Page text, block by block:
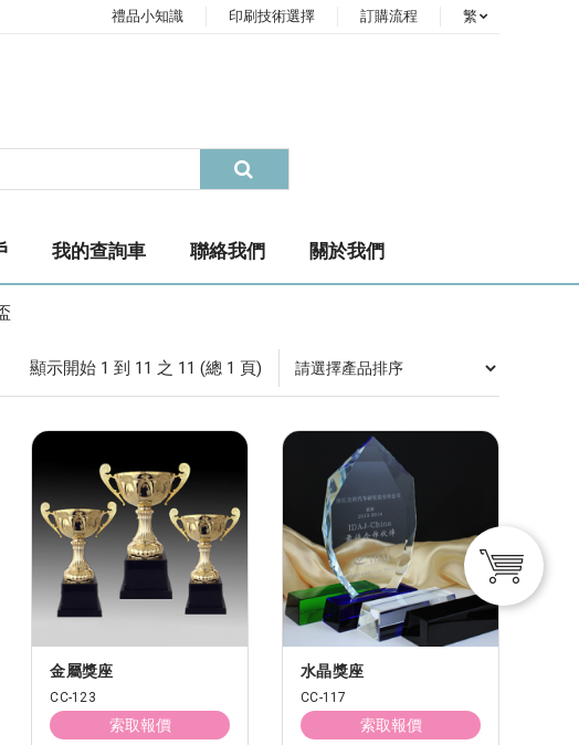
禮品小知識 印刷技術選擇 訂購流程 繁
我的查詢車 聯絡我們 關於我們
顯示開始 1 到 11 之 11 (總 1 頁)
金屬獎座
CC-123
索取報價
水晶獎座
CC-117
索取報價